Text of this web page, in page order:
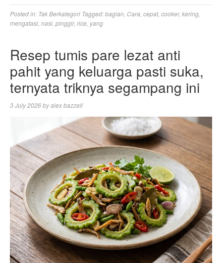
Posted in: Tak Berkategori Tagged:bagian Cara cepat, cooker, kering
mengatasi nasi pinggir, rice yang
Resep tumis pare lezat anti
pahit yang keluarga pasti suka,
ternyata triknya segampang ini
3 July 2026byalex bazzell